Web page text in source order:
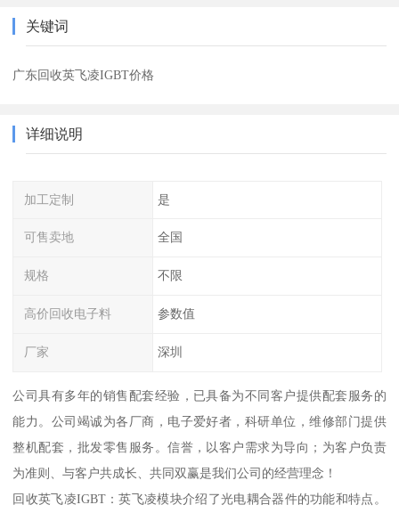
关键词
广东回收英飞凌IGBT价格
详细说明
加工定制 是
可售卖地 全国
规格 不限
高价回收电子料 参数值
厂家 深圳
公司具有多年的销售配套经验，已具备为不同客户提供配套服务的
能力。公司竭诚为各厂商，电子爱好者，科研单位，维修部门提供
整机配套，批发零售服务。信誉，以客户需求为导向；为客户负责
为准则、与客户共成长、共同双赢是我们公司的经营理念！
回收英飞凌IGBT：英飞凌模块介绍了光电耦合器件的功能和特点。